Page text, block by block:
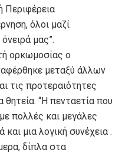
Περιφέρεια
όλοι μαζί
μας”.
ορκωμοσίας ο
μεταξύ άλλων
τις προτεραιότητες
θητεία. “Η πενταετία που
με πολλές και μεγάλες
μια λογική συνέχεια .
δίπλα στα